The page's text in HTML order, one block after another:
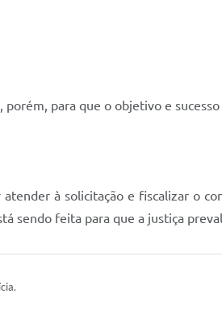
para que o objetivo e
à solicitação e fiscalizar o
sendo feita para que a justiça